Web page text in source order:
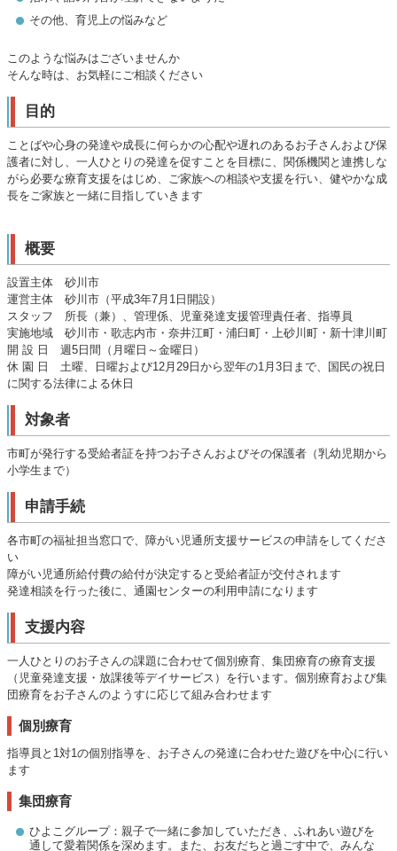
その他、育児上の悩みなど
このような悩みはございませんか
そんな時は、お気軽にご相談ください
目的
ことばや心身の発達や成長に何らかの心配や遅れのあるお子さんおよび保
護者に対し、一人ひとりの発達を促すことを目標に、関係機関と連携しな
がら必要な療育支援をはじめ、ご家族への相談や支援を行い、健やかな成
長をご家族と一緒に目指していきます
概要
設置主体 砂川市
運営主体 砂川市（平成3年7月1日開設）
スタッフ 所長（兼）、管理係、児童発達支援管理責任者、指導員
実施地域 砂川市・歌志内市・奈井江町・浦臼町・上砂川町・新十津川町
開 設 日 週5日間（月曜日～金曜日）
休 園 日 土曜、日曜および12月29日から翌年の1月3日まで、国民の祝日
に関する法律による休日
対象者
市町が発行する受給者証を持つお子さんおよびその保護者（乳幼児期から
小学生まで）
申請手続
各市町の福祉担当窓口で、障がい児通所支援サービスの申請をしてくださ
い
障がい児通所給付費の給付が決定すると受給者証が交付されます
発達相談を行った後に、通園センターの利用申請になります
支援内容
一人ひとりのお子さんの課題に合わせて個別療育、集団療育の療育支援
（児童発達支援・放課後等デイサービス）を行います。個別療育および集
団療育をお子さんのようすに応じて組み合わせます
個別療育
指導員と1対1の個別指導を、お子さんの発達に合わせた遊びを中心に行い
ます
集団療育
ひよこグループ：親子で一緒に参加していただき、ふれあい遊びを
通して愛着関係を深めます。また、お友だちと過ごす中で、みんな